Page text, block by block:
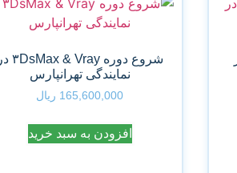
شروع دوره ۳DsMax & Vray در
نمایندگی تهرانپارس
165,600,000 ریال
افزودن به سبد خرید